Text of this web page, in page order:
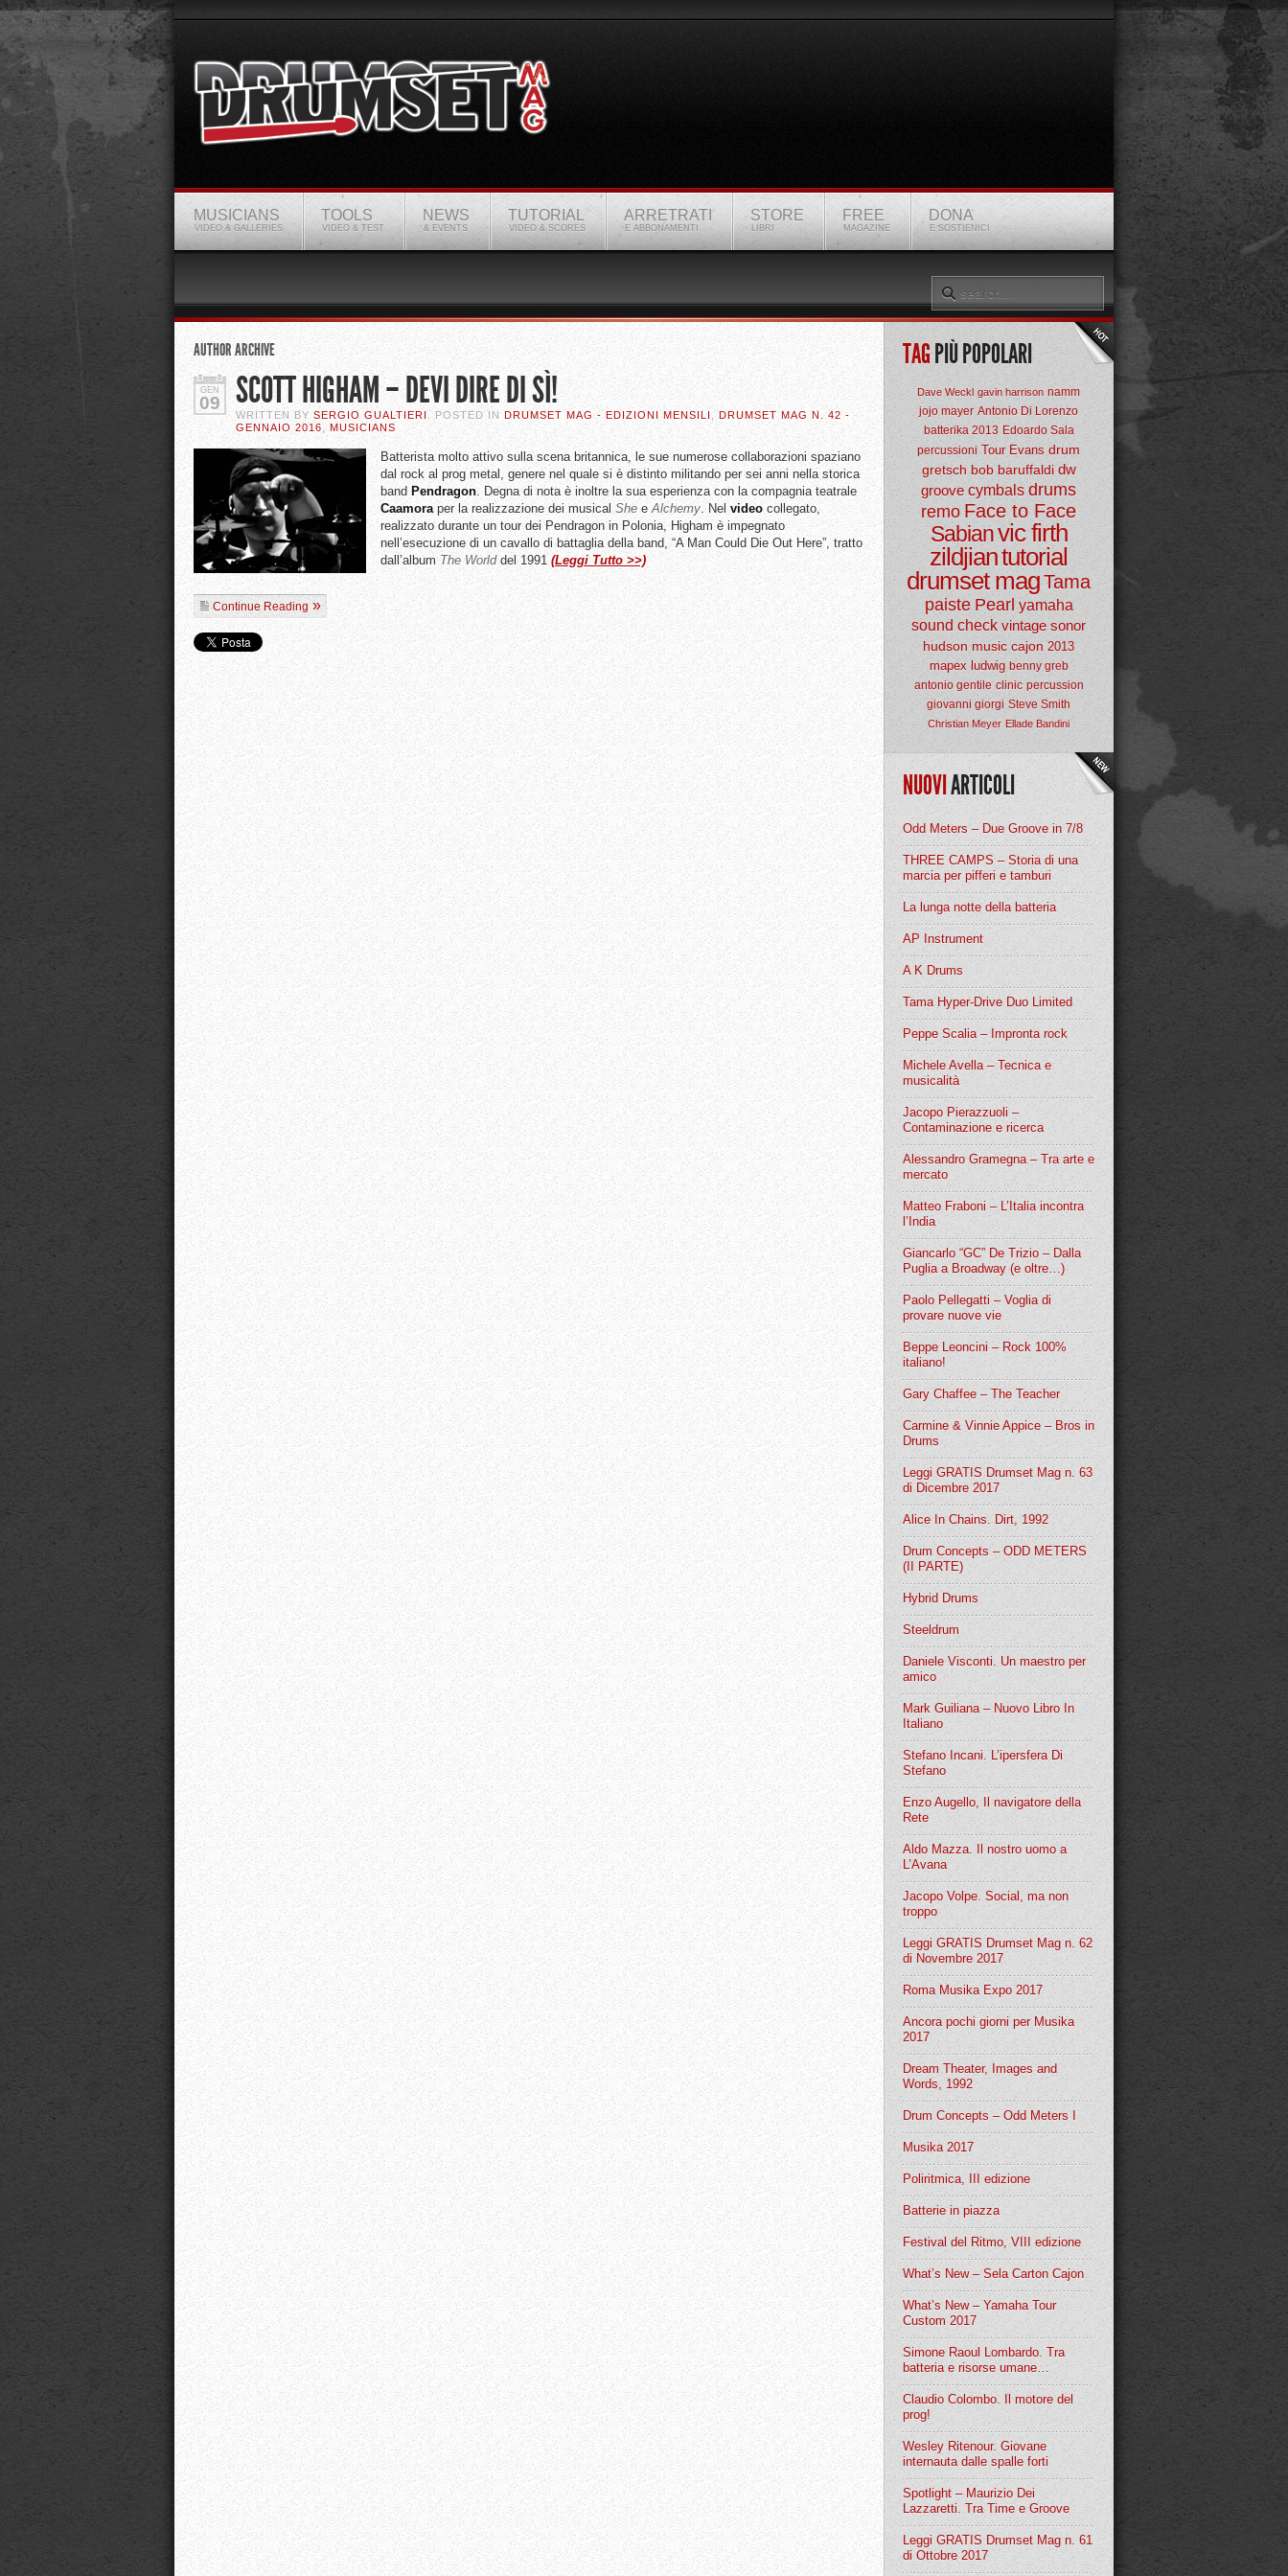
MUSICIANS
VIDEO & GALLERIES
TOOLS
VIDEO & TEST
NEWS
& EVENTS
TUTORIAL
VIDEO & SCORES
ARRETRATI
E ABBONAMENTI
STORE
LIBRI
FREE
MAGAZINE
DONA
E SOSTIENICI
AUTHOR ARCHIVE
GEN
09 SCOTT HIGHAM – DEVI DIRE DI SÌ!
WRITTEN BY SERGIO GUALTIERI . POSTED IN DRUMSET MAG - EDIZIONI MENSILI
DRUMSET MAG N. 42 -
GENNAIO 2016 ,MUSICIANS
Batterista molto attivo sulla scena britannica, le sue numerose collaborazioni spaziano
dal rock al prog metal, genere nel quale si è distinto militando per sei anni nella storica
bandPendragon. Degna di nota è inoltre la sua esperienza con la compagnia teatrale
Caamoraper la realizzazione dei musical She eAlchemy. Nel videocollegato,
realizzato durante un tour dei Pendragon in Polonia, Higham è impegnato
nell’esecuzione di un cavallo di battaglia della band, “A Man Could Die Out Here”, tratto
dall’album The World del 1991 (Leggi Tutto >>)
Continue Reading
TAGPIÙ POPOLARI
Dave Weckl gavin harrison namm
jojo mayer Antonio Di Lorenzo
batterika 2013 Edoardo Sala
percussioni Tour Evans drum
gretsch bob baruffaldi dw
groove cymbals drums
remo Face to Face
Sabianvic firth
zildjiantutorial
drumset magTama
paiste Pearl yamaha
sound check vintage sonor
hudson music cajon 2013
mapex ludwig benny greb
antonio gentile clinic percussion
giovanni giorgi Steve Smith
Christian Meyer Ellade Bandini
NUOVIARTICOLI
Odd Meters – Due Groove in 7/8
THREE CAMPS – Storia di una
marcia per pifferi e tamburi
La lunga notte della batteria
AP Instrument
A K Drums
Tama Hyper-Drive Duo Limited
Peppe Scalia – Impronta rock
Michele Avella – Tecnica e
musicalità
Jacopo Pierazzuoli –
Contaminazione e ricerca
Alessandro Gramegna – Tra arte e
mercato
Matteo Fraboni – L’Italia incontra
l’India
Giancarlo “GC” De Trizio – Dalla
Puglia a Broadway (e oltre…)
Paolo Pellegatti – Voglia di
provare nuove vie
Beppe Leoncini – Rock 100%
italiano!
Gary Chaffee – The Teacher
Carmine & Vinnie Appice – Bros in
Drums
Leggi GRATIS Drumset Mag n. 63
di Dicembre 2017
Alice In Chains. Dirt, 1992
Drum Concepts – ODD METERS
(II PARTE)
Hybrid Drums
Steeldrum
Daniele Visconti. Un maestro per
amico
Mark Guiliana – Nuovo Libro In
Italiano
Stefano Incani. L’ipersfera Di
Stefano
Enzo Augello, Il navigatore della
Rete
Aldo Mazza. Il nostro uomo a
L’Avana
Jacopo Volpe. Social, ma non
troppo
Leggi GRATIS Drumset Mag n. 62
di Novembre 2017
Roma Musika Expo 2017
Ancora pochi giorni per Musika
2017
Dream Theater, Images and
Words, 1992
Drum Concepts – Odd Meters I
Musika 2017
Poliritmica, III edizione
Batterie in piazza
Festival del Ritmo, VIII edizione
What’s New – Sela Carton Cajon
What’s New – Yamaha Tour
Custom 2017
Simone Raoul Lombardo. Tra
batteria e risorse umane…
Claudio Colombo. Il motore del
prog!
Wesley Ritenour. Giovane
internauta dalle spalle forti
Spotlight – Maurizio Dei
Lazzaretti. Tra Time e Groove
Leggi GRATIS Drumset Mag n. 61
di Ottobre 2017